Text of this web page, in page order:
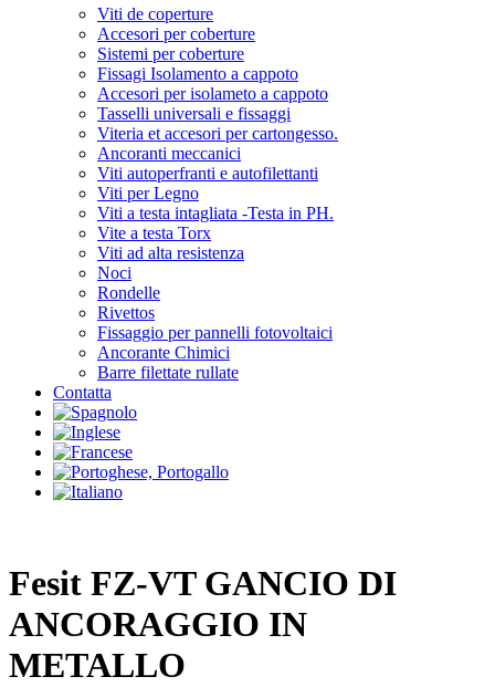
Viti de coperture
Accesori per coberture
Sistemi per coberture
Fissagi Isolamento a cappoto
Accesori per isolameto a cappoto
Tasselli universali e fissaggi
Viteria et accesori per cartongesso.
Ancoranti meccanici
Viti autoperfranti e autofilettanti
Viti per Legno
Viti a testa intagliata -Testa in PH.
Vite a testa Torx
Viti ad alta resistenza
Noci
Rondelle
Rivettos
Fissaggio per pannelli fotovoltaici
Ancorante Chimici
Barre filettate rullate
Contatta
Fesit FZ-VT GANCIO DI
ANCORAGGIO IN
METALLO